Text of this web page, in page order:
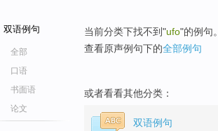
双语例句
全部
口语
书面语
论文
当前分类下找不到"ufo"的例句。
查看原声例句下的全部例句
或者看看其他分类：
双语例句